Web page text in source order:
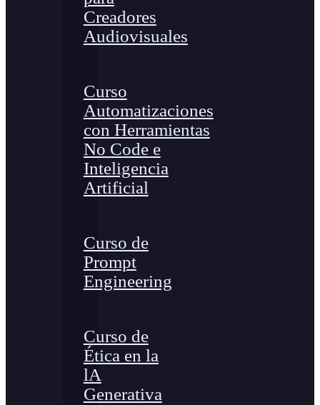
Creadores
Audiovisuales
Curso
Automatizaciones
con Herramientas
No Code e
Inteligencia
Artificial
Curso de
Prompt
Engineering
Curso de
Ética en la
lA
Generativa